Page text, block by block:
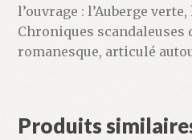
l’ouvrage : l’Auberge
Chroniques scandaleuses
romanesque, articulé
Produits